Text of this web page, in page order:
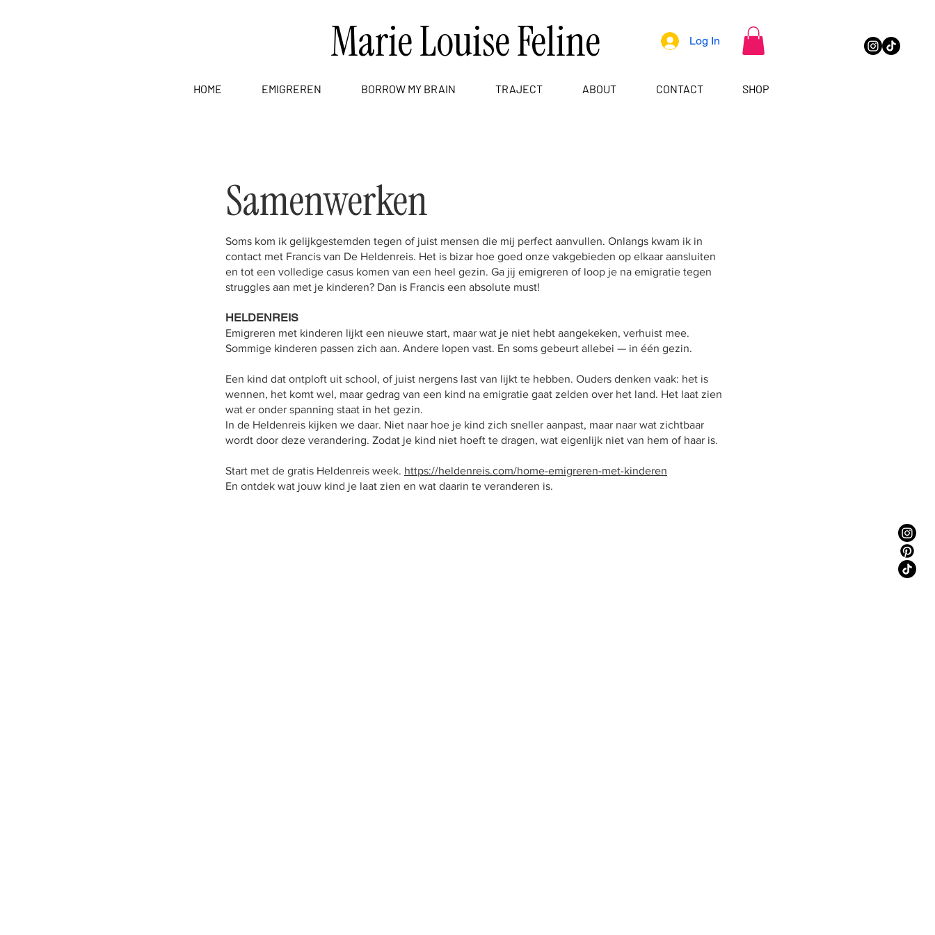
Marie Louise Feline Log In
HOME EMIGREREN BORROW MY BRAIN TRAJECT ABOUT CONTACT SHOP
Samenwerken
Soms kom ik gelijkgestemden tegen of juist mensen die mij perfect aanvullen. Onlangs kwam ik in
contact met Francis van De Heldenreis. Het is bizar hoe goed onze vakgebieden op elkaar aansluiten
en tot een volledige casus komen van een heel gezin. Ga jij emigreren of loop je na emigratie tegen
struggles aan met je kinderen? Dan is Francis een absolute must!
HELDENREIS
Emigreren met kinderen lijkt een nieuwe start, maar wat je niet hebt aangekeken, verhuist mee.
Sommige kinderen passen zich aan. Andere lopen vast. En soms gebeurt allebei — in één gezin.
Een kind dat ontploft uit school, of juist nergens last van lijkt te hebben. Ouders denken vaak: het is
wennen, het komt wel, maar gedrag van een kind na emigratie gaat zelden over het land. Het laat zien
wat er onder spanning staat in het gezin.
In de Heldenreis kijken we daar. Niet naar hoe je kind zich sneller aanpast, maar naar wat zichtbaar
wordt door deze verandering. Zodat je kind niet hoeft te dragen, wat eigenlijk niet van hem of haar is.
Start met de gratis Heldenreis week. https://heldenreis.com/home-emigreren-met-kinderen
En ontdek wat jouw kind je laat zien en wat daarin te veranderen is.